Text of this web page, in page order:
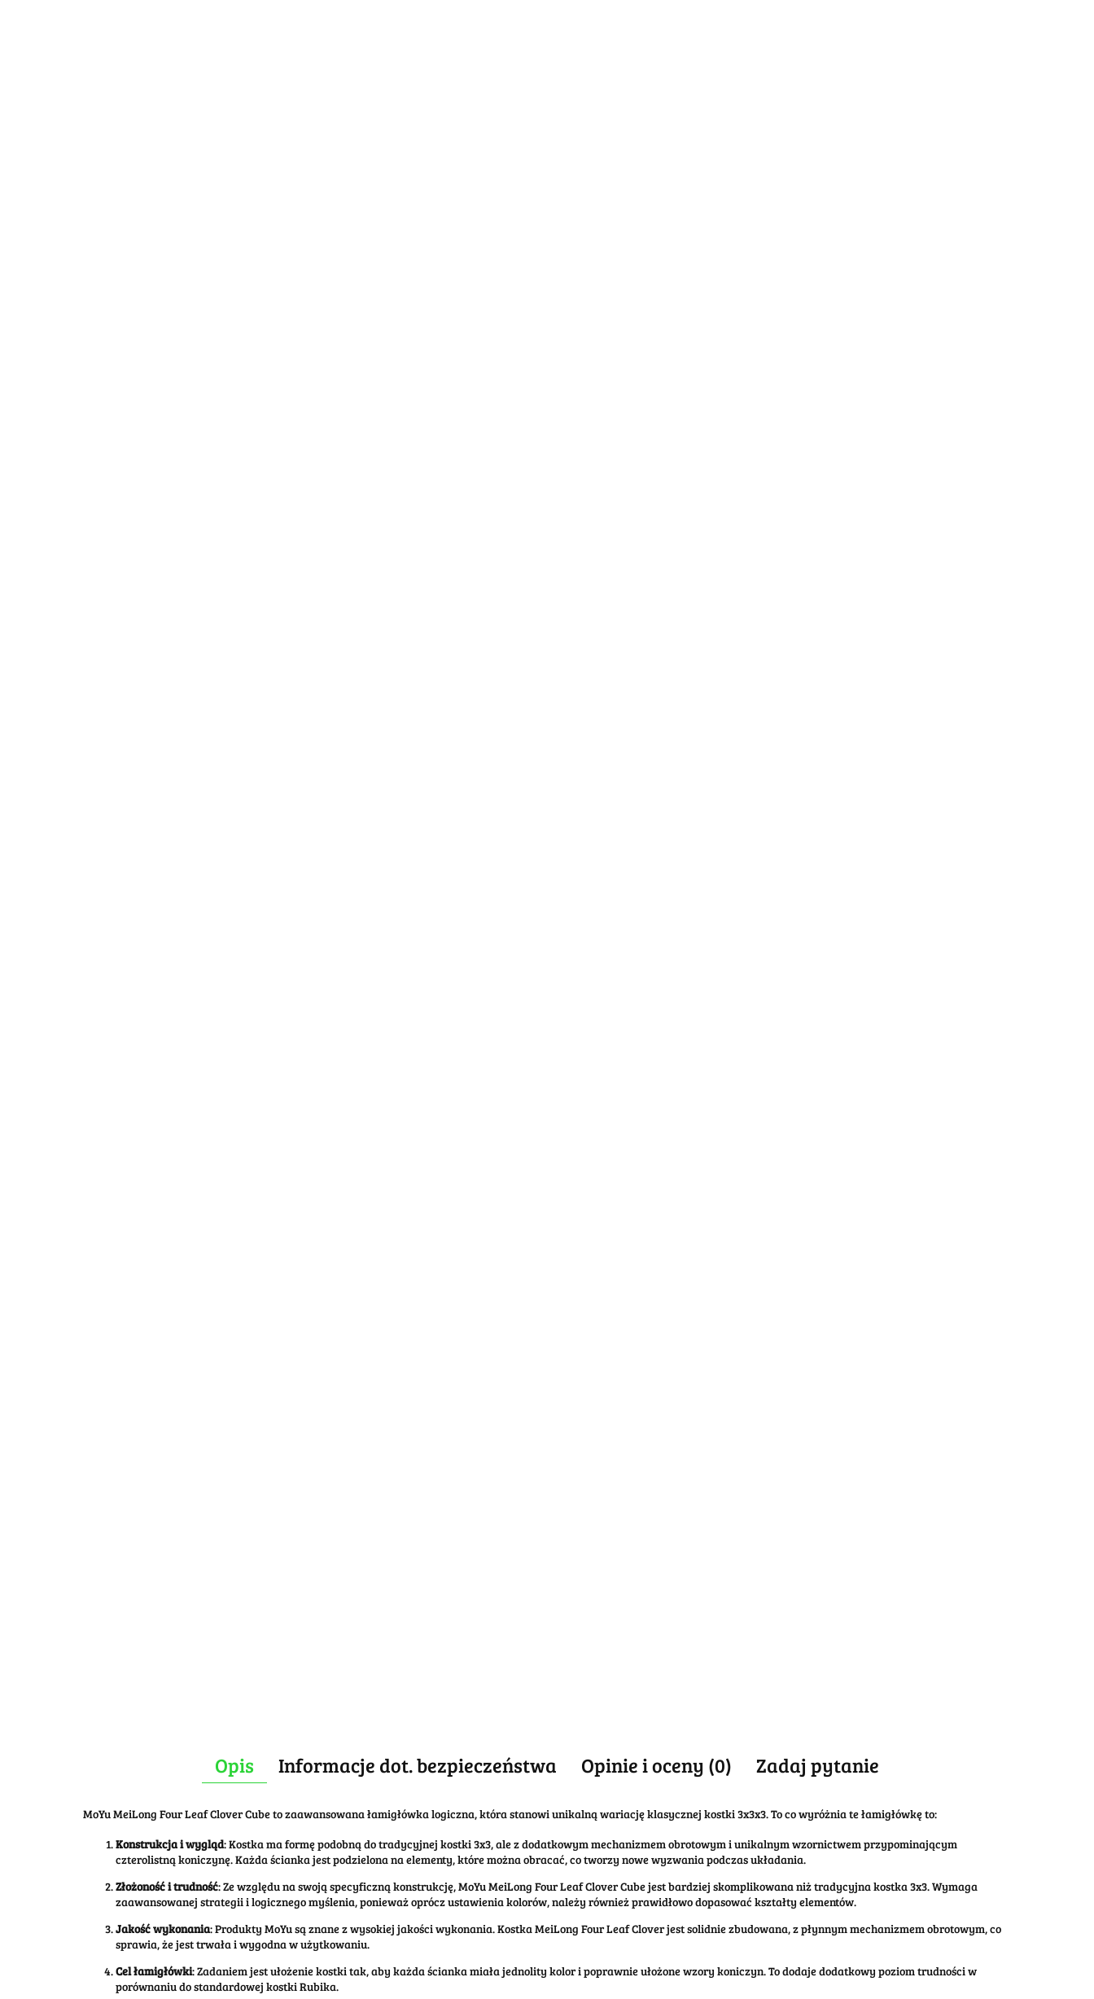
Opis Informacje dot. bezpieczeństwa Opinie i oceny (0) Zadaj pytanie
MoYu MeiLong Four Leaf Clover Cube to zaawansowana łamigłówka logiczna, która stanowi unikalną wariację klasycznej kostki 3x3x3. To co wyróżnia te łamigłówkę to:
Konstrukcja i wygląd: Kostka ma formę podobną do tradycyjnej kostki 3x3, ale z dodatkowym mechanizmem obrotowym i unikalnym wzornictwem przypominającym
czterolistną koniczynę. Każda ścianka jest podzielona na elementy, które można obracać, co tworzy nowe wyzwania podczas układania.
Złożoność i trudność: Ze względu na swoją specyficzną konstrukcję, MoYu MeiLong Four Leaf Clover Cube jest bardziej skomplikowana niż tradycyjna kostka 3x3. Wymaga
zaawansowanej strategii i logicznego myślenia, ponieważ oprócz ustawienia kolorów, należy również prawidłowo dopasować kształty elementów.
Jakość wykonania: Produkty MoYu są znane z wysokiej jakości wykonania. Kostka MeiLong Four Leaf Clover jest solidnie zbudowana, z płynnym mechanizmem obrotowym, co
sprawia, że jest trwała i wygodna w użytkowaniu.
Cel łamigłówki: Zadaniem jest ułożenie kostki tak, aby każda ścianka miała jednolity kolor i poprawnie ułożone wzory koniczyn. To dodaje dodatkowy poziom trudności w
porównaniu do standardowej kostki Rubika.